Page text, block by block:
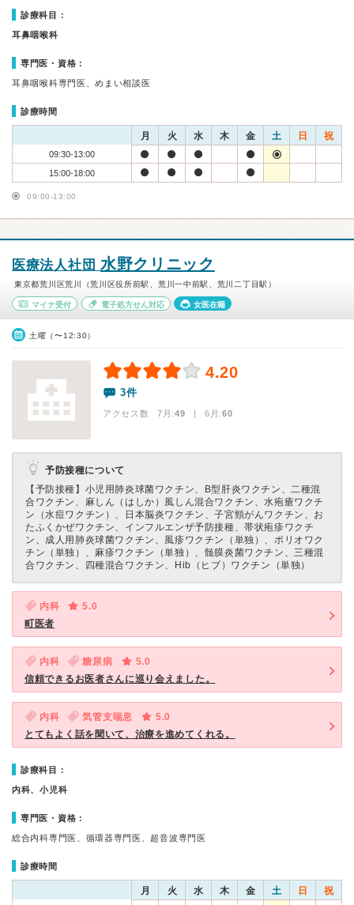
診療科目：
耳鼻咽喉科
専門医・資格：
耳鼻咽喉科専門医、めまい相談医
診療時間
月 火 水 木 金 土 日 祝
09:30-13:00
15:00-18:00
09:00-13:00
医療法人社団 水野クリニック
東京都荒川区荒川（荒川区役所前駅、荒川一中前駅、荒川二丁目駅）
マイナ受付 電子処方せん対応 女医在籍
土曜（〜12:30）
4.20
3件
アクセス数 7月:49 | 6月:60
予防接種について
【予防接種】 小児用肺炎球菌ワクチン、B型肝炎ワクチン、二種混
合ワクチン、麻しん（はしか）風しん混合ワクチン、水疱瘡ワクチ
ン（水痘ワクチン）、日本脳炎ワクチン、子宮頸がんワクチン、お
たふくかぜワクチン、インフルエンザ予防接種、帯状疱疹ワクチ
ン、成人用肺炎球菌ワクチン、風疹ワクチン（単独）、ポリオワク
チン（単独）、麻疹ワクチン（単独）、髄膜炎菌ワクチン、三種混
合ワクチン、四種混合ワクチン、Hib（ヒブ）ワクチン（単独）
内科
5.0
町医者
内科 糖尿病
5.0
信頼できるお医者さんに巡り会えました。
内科 気管支喘息
5.0
とてもよく話を聞いて、治療を進めてくれる。
診療科目：
内科、小児科
専門医・資格：
総合内科専門医、循環器専門医、超音波専門医
診療時間
月 火 水 木 金 土 日 祝